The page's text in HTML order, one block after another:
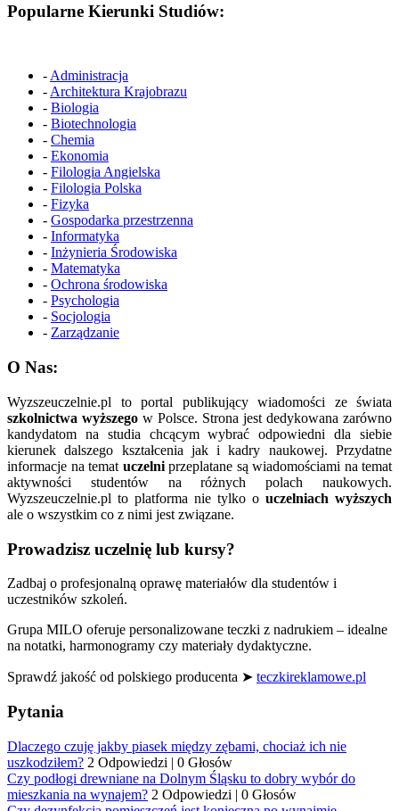
Popularne Kierunki Studiów:
- Administracja
- Architektura Krajobrazu
- Biologia
- Biotechnologia
- Chemia
- Ekonomia
- Filologia Angielska
- Filologia Polska
- Fizyka
- Gospodarka przestrzenna
- Informatyka
- Inżynieria Środowiska
- Matematyka
- Ochrona środowiska
- Psychologia
- Socjologia
- Zarządzanie
O Nas:
Wyzszeuczelnie.pl to portal publikujący wiadomości ze świata
szkolnictwa wyższego w Polsce. Strona jest dedykowana zarówno
kandydatom na studia chcącym wybrać odpowiedni dla siebie
kierunek dalszego kształcenia jak i kadry naukowej. Przydatne
informacje na temat uczelniprzeplatane są wiadomościami na temat
aktywności studentów na różnych polach naukowych.
Wyzszeuczelnie.pl to platforma nie tylko o uczelniach wyższych
ale o wszystkim co z nimi jest związane.
Prowadzisz uczelnię lub kursy?
Zadbaj o profesjonalną oprawę materiałów dla studentów i
uczestników szkoleń.
Grupa MILO oferuje personalizowane teczki z nadrukiem – idealne
na notatki, harmonogramy czy materiały dydaktyczne.
Sprawdź jakość od polskiego producenta ➤ teczkireklamowe.pl
Pytania
Dlaczego czuję jakby piasek między zębami, chociaż ich nie
uszkodziłem? 2 Odpowiedzi | 0 Głosów
Czy podłogi drewniane na Dolnym Śląsku to dobry wybór do
mieszkania na wynajem? 2 Odpowiedzi | 0 Głosów